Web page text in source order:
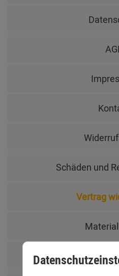
Schäden und
Vertrag